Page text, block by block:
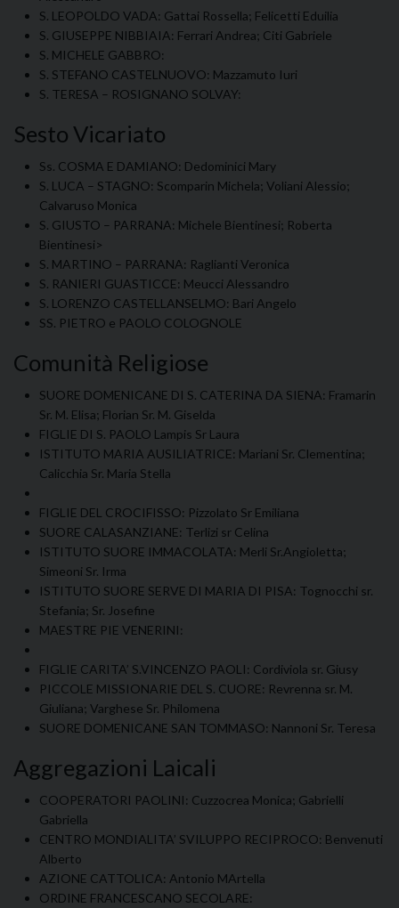
S. LEOPOLDO VADA: Gattai Rossella; Felicetti Eduilia
S. GIUSEPPE NIBBIAIA: Ferrari Andrea; Citi Gabriele
S. MICHELE GABBRO:
S. STEFANO CASTELNUOVO: Mazzamuto Iuri
S. TERESA – ROSIGNANO SOLVAY:
Sesto Vicariato
Ss. COSMA E DAMIANO: Dedominici Mary
S. LUCA – STAGNO: Scomparin Michela; Voliani Alessio;
Calvaruso Monica
S. GIUSTO – PARRANA: Michele Bientinesi; Roberta
Bientinesi>
S. MARTINO – PARRANA: Raglianti Veronica
S. RANIERI GUASTICCE: Meucci Alessandro
S. LORENZO CASTELLANSELMO: Bari Angelo
SS. PIETRO e PAOLO COLOGNOLE
Comunità Religiose
SUORE DOMENICANE DI S. CATERINA DA SIENA: Framarin
Sr. M. Elisa; Florian Sr. M. Giselda
FIGLIE DI S. PAOLO Lampis Sr Laura
ISTITUTO MARIA AUSILIATRICE: Mariani Sr. Clementina;
Calicchia Sr. Maria Stella
FIGLIE DEL CROCIFISSO: Pizzolato Sr Emiliana
SUORE CALASANZIANE: Terlizi sr Celina
ISTITUTO SUORE IMMACOLATA: Merli Sr.Angioletta;
Simeoni Sr. Irma
ISTITUTO SUORE SERVE DI MARIA DI PISA: Tognocchi sr.
Stefania; Sr. Josefine
MAESTRE PIE VENERINI:
FIGLIE CARITA’ S.VINCENZO PAOLI: Cordiviola sr. Giusy
PICCOLE MISSIONARIE DEL S. CUORE: Revrenna sr. M.
Giuliana; Varghese Sr. Philomena
SUORE DOMENICANE SAN TOMMASO: Nannoni Sr. Teresa
Aggregazioni Laicali
COOPERATORI PAOLINI: Cuzzocrea Monica; Gabrielli
Gabriella
CENTRO MONDIALITA’ SVILUPPO RECIPROCO: Benvenuti
Alberto
AZIONE CATTOLICA: Antonio MArtella
ORDINE FRANCESCANO SECOLARE: